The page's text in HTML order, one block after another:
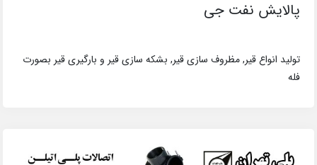
پالایش نفت جی
تولید انواع قیر, مظروف سازی قیر, بشکه سازی قیر و بارگیری قیر بصورت
فله